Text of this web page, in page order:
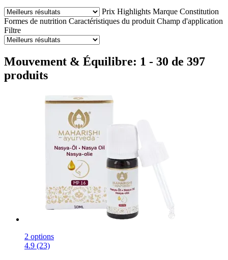
Prix Highlights Marque Constitution
Formes de nutrition Caractéristiques du produit Champ d'application
Filtre
Mouvement & Équilibre: 1 - 30 de 397
produits
2 options
4.9 (23)